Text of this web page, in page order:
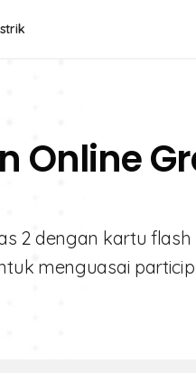
Online
2 dengan kartu flash
menguasai